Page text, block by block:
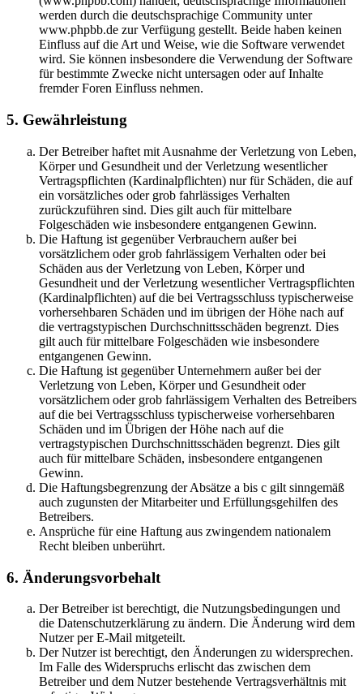
werden durch die deutschsprachige Community unter
www.phpbb.de zur Verfügung gestellt. Beide haben keinen
Einfluss auf die Art und Weise, wie die Software verwendet
wird. Sie können insbesondere die Verwendung der Software
für bestimmte Zwecke nicht untersagen oder auf Inhalte
fremder Foren Einfluss nehmen.
5. Gewährleistung
Der Betreiber haftet mit Ausnahme der Verletzung von Leben,
Körper und Gesundheit und der Verletzung wesentlicher
Vertragspflichten (Kardinalpflichten) nur für Schäden, die auf
ein vorsätzliches oder grob fahrlässiges Verhalten
zurückzuführen sind. Dies gilt auch für mittelbare
Folgeschäden wie insbesondere entgangenen Gewinn.
Die Haftung ist gegenüber Verbrauchern außer bei
vorsätzlichem oder grob fahrlässigem Verhalten oder bei
Schäden aus der Verletzung von Leben, Körper und
Gesundheit und der Verletzung wesentlicher Vertragspflichten
(Kardinalpflichten) auf die bei Vertragsschluss typischerweise
vorhersehbaren Schäden und im übrigen der Höhe nach auf
die vertragstypischen Durchschnittsschäden begrenzt. Dies
gilt auch für mittelbare Folgeschäden wie insbesondere
entgangenen Gewinn.
Die Haftung ist gegenüber Unternehmern außer bei der
Verletzung von Leben, Körper und Gesundheit oder
vorsätzlichem oder grob fahrlässigem Verhalten des Betreibers
auf die bei Vertragsschluss typischerweise vorhersehbaren
Schäden und im Übrigen der Höhe nach auf die
vertragstypischen Durchschnittsschäden begrenzt. Dies gilt
auch für mittelbare Schäden, insbesondere entgangenen
Gewinn.
Die Haftungsbegrenzung der Absätze a bis c gilt sinngemäß
auch zugunsten der Mitarbeiter und Erfüllungsgehilfen des
Betreibers.
Ansprüche für eine Haftung aus zwingendem nationalem
Recht bleiben unberührt.
6. Änderungsvorbehalt
Der Betreiber ist berechtigt, die Nutzungsbedingungen und
die Datenschutzerklärung zu ändern. Die Änderung wird dem
Nutzer per E-Mail mitgeteilt.
Der Nutzer ist berechtigt, den Änderungen zu widersprechen.
Im Falle des Widerspruchs erlischt das zwischen dem
Betreiber und dem Nutzer bestehende Vertragsverhältnis mit